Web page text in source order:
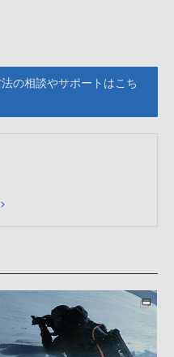
の相談やサポートはこち
ち
ビュー